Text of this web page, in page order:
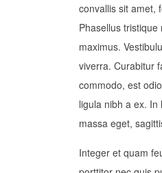
convallis sit amet,
Phasellus
maximus.
viverra. Curabitur
commodo, est
ligula nibh a ex.
massa eget,
Integer et quam